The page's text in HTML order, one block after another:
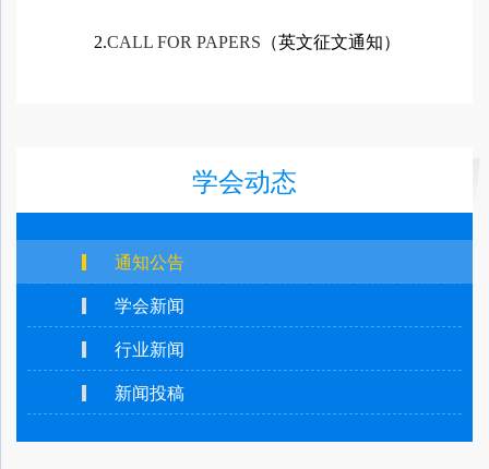
2.CALL FOR PAPERS （英文征文通知）
学会动态
通知公告
学会新闻
行业新闻
新闻投稿